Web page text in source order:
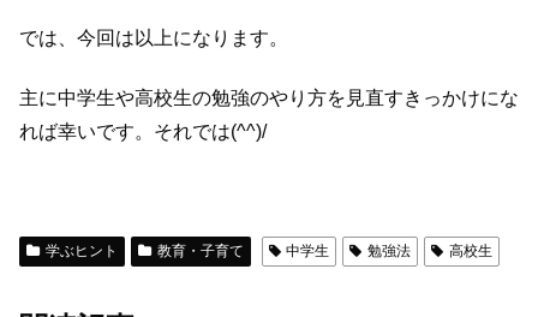
では、今回は以上になります。
主に中学生や高校生の勉強のやり方を見直すきっかけにな
れば幸いです。それでは(^^)/
学ぶヒント 教育・子育て 中学生 勉強法 高校生